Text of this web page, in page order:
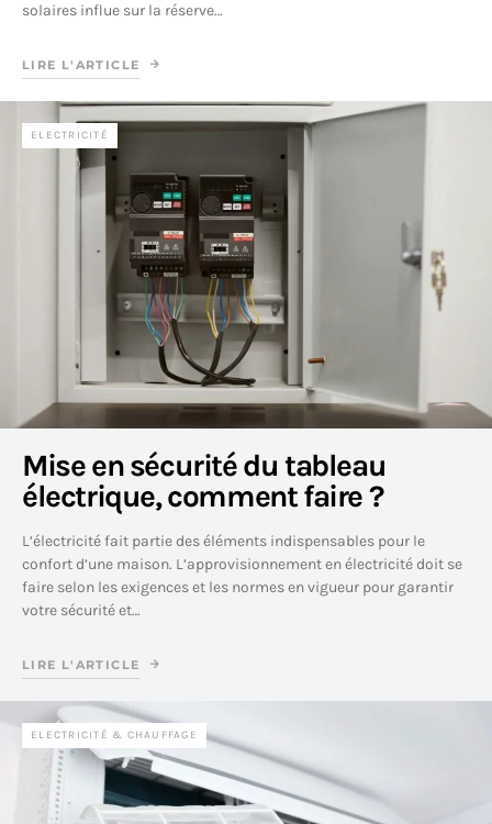
solaires influe sur la réserve…
LIRE L'ARTICLE
ELECTRICITÉ
Mise en sécurité du tableau
électrique, comment faire ?
L’électricité fait partie des éléments indispensables pour le
confort d’une maison. L’approvisionnement en électricité doit se
faire selon les exigences et les normes en vigueur pour garantir
votre sécurité et…
LIRE L'ARTICLE
ELECTRICITÉ & CHAUFFAGE